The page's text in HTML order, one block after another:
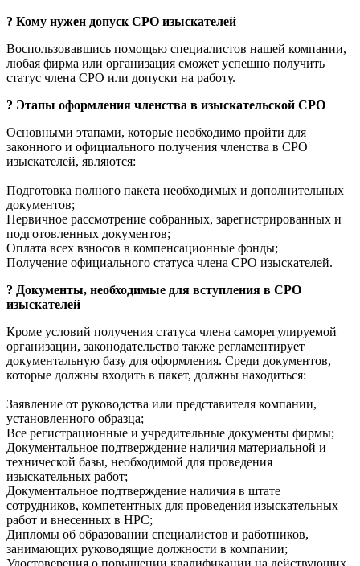
? Кому нужен допуск СРО изыскателей
Воспользовавшись помощью специалистов нашей компании,
любая фирма или организация сможет успешно получить
статус члена СРО или допуски на работу.
? Этапы оформления членства в изыскательской СРО
Основными этапами, которые необходимо пройти для
законного и официального получения членства в СРО
изыскателей, являются:
Подготовка полного пакета необходимых и дополнительных
документов;
Первичное рассмотрение собранных, зарегистрированных и
подготовленных документов;
Оплата всех взносов в компенсационные фонды;
Получение официального статуса члена СРО изыскателей.
? Документы, необходимые для вступления в СРО
изыскателей
Кроме условий получения статуса члена саморегулируемой
организации, законодательство также регламентирует
документальную базу для оформления. Среди документов,
которые должны входить в пакет, должны находиться:
Заявление от руководства или представителя компании,
установленного образца;
Все регистрационные и учредительные документы фирмы;
Документальное подтверждение наличия материальной и
технической базы, необходимой для проведения
изыскательных работ;
Документальное подтверждение наличия в штате
сотрудников, компетентных для проведения изыскательных
работ и внесенных в НРС;
Дипломы об образовании специалистов и работников,
занимающих руководящие должности в компании;
Удостоверения о повышении квалификации на действующих